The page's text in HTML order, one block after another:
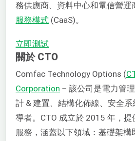
務供應商、資料中心和電信營運
服務模式 (CaaS)。
立即測試
關於 CTO
Comfac Technology Options (
Corporation – 該公司是電力管
計 & 建置、結構化佈線、安全
導者。CTO 成立於 2015 年，
服務，涵蓋以下領域：基礎架構